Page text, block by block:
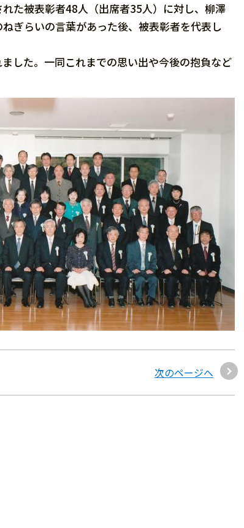
た被表彰者48人（出席者35人）に対し、柳澤
ぎらいの言葉があった後、被表彰者を代表し
した。一同これまでの思い出や今後の抱負など
次のページへ